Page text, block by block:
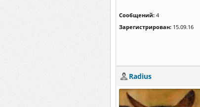
Сообщений: 4
Зарегистрирован: 15.09.16
Radius